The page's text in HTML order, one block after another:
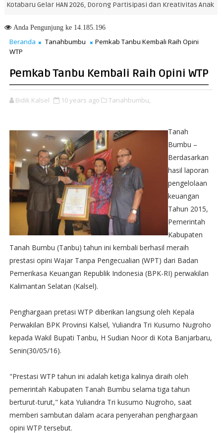
Gelar HAN 2026, Dorong Partisipasi dan Kreativitas Anak BIB
AndaPengunjung ke 14.185.196
Beranda Tanahbumbu
Pemkab Tanbu Kembali Raih Opini
WTP
Pemkab Tanbu Kembali Raih Opini WTP
Bidik Kalsel 10 years ago Tanahbumbu,
Tanah
Bumbu –
Berdasarkan
hasil laporan
pengelolaan
keuangan
Tahun 2015,
Pemerintah
Kabupaten
Tanah Bumbu (Tanbu) tahun ini kembali berhasil meraih
prestasi opini Wajar Tanpa Pengecualian (WPT) dari Badan
Pemerikasa Keuangan Republik Indonesia (BPK-RI) perwakilan
Kalimantan Selatan (Kalsel).
Penghargaan pretasi WTP diberikan langsung oleh Kepala
Perwakilan BPK Provinsi Kalsel, Yuliandra Tri Kusumo Nugroho
kepada Wakil Bupati Tanbu, H Sudian Noor di Kota Banjarbaru,
Senin(30/05/16).
"Prestasi WTP tahun ini adalah ketiga kalinya diraih oleh
pemerintah Kabupaten Tanah Bumbu selama tiga tahun
berturut-turut," kata Yuliandra Tri kusumo Nugroho, saat
memberi sambutan dalam acara penyerahan penghargaan
opini WTP tersebut.